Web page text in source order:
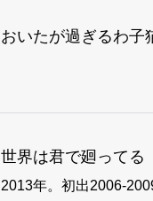
おいたが過ぎるわ子
世界は君で廻ってる
2013年。初出2006-